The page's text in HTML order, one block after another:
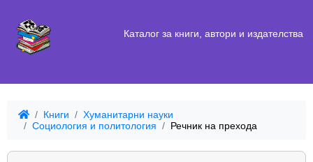
Каталог за книги, автори и издателства
Книги
Хуманитарни науки
Социология и политология
Речник на прехода